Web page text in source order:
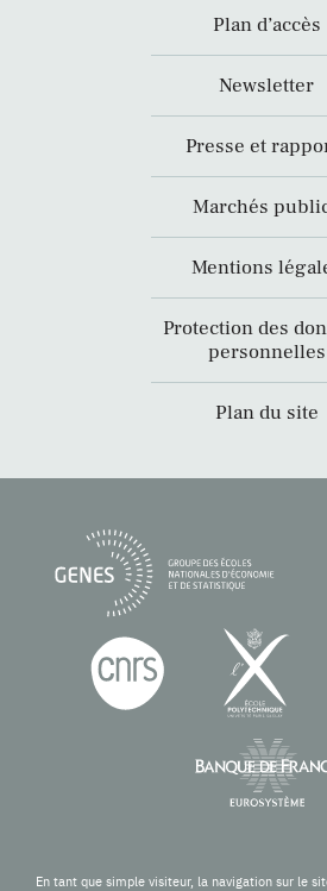
Plan d’accès
Newsletter
Presse et
Marchés
Mentions
Protection des
personnelles
Plan du site
En tant que simple visiteur, la navigation sur le